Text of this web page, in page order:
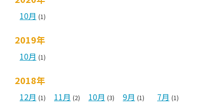
10月 (1)
2019年
10月 (1)
2018年
12月 (1) 11月 (2) 10月 (3) 9月 (1) 7月 (1)